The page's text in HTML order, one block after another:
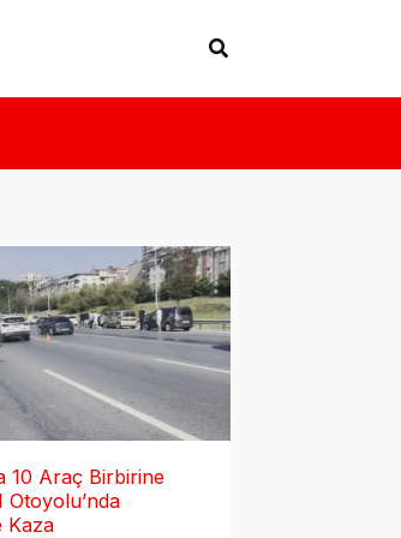
Arama
10 Araç Birbirine
Otoyolu’nda
Kaza